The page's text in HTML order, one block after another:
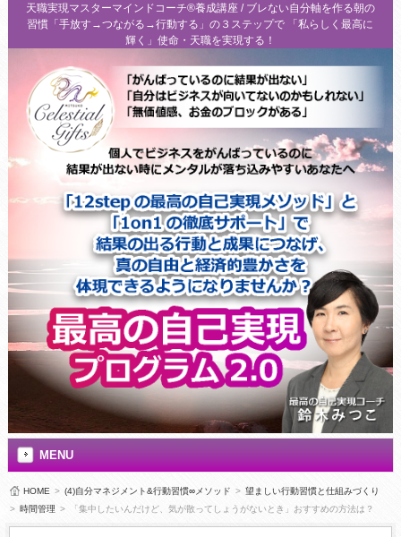
天職実現マスターマインドコーチ®養成講座 / ブレない自分軸を作る朝の
習慣「手放す→つながる→行動する」の３ステップで 「私らしく最高に
輝く」使命・天職を実現する！
MENU
HOME > (4)自分マネジメント&行動習慣∞メソッド > 望ましい行動習慣と仕組みづくり
> 時間管理 > 「集中したいんだけど、気が散ってしょうがないとき」おすすめの方法は？